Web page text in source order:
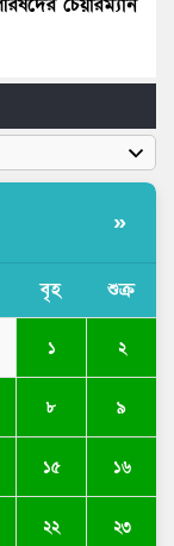
»
বৃহ শুক্র
১ ২
৮ ৯
১৫ ১৬
২২ ২৩